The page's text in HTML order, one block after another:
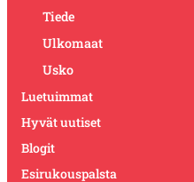
Tiede
Ulkomaat
Usko
Luetuimmat
Hyvät uutiset
Blogit
Esirukouspalsta